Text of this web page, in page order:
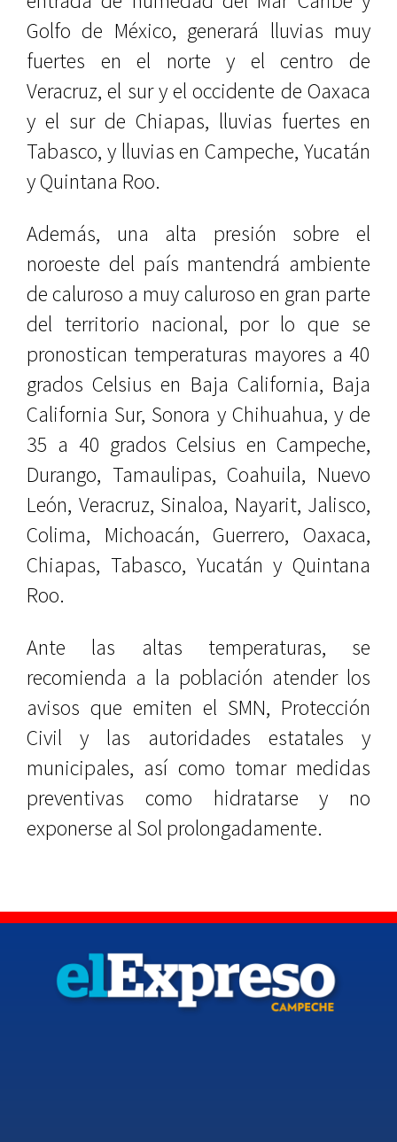
Golfo de México, generará lluvias muy
fuertes en el norte y el centro de
Veracruz, el sur y el occidente de Oaxaca
y el sur de Chiapas, lluvias fuertes en
Tabasco, y lluvias en Campeche, Yucatán
y Quintana Roo.
Además, una alta presión sobre el
noroeste del país mantendrá ambiente
de caluroso a muy caluroso en gran parte
del territorio nacional, por lo que se
pronostican temperaturas mayores a 40
grados Celsius en Baja California, Baja
California Sur, Sonora y Chihuahua, y de
35 a 40 grados Celsius en Campeche,
Durango, Tamaulipas, Coahuila, Nuevo
León, Veracruz, Sinaloa, Nayarit, Jalisco,
Colima, Michoacán, Guerrero, Oaxaca,
Chiapas, Tabasco, Yucatán y Quintana
Roo.
Ante las altas temperaturas, se
recomienda a la población atender los
avisos que emiten el SMN, Protección
Civil y las autoridades estatales y
municipales, así como tomar medidas
preventivas como hidratarse y no
exponerse al Sol prolongadamente.